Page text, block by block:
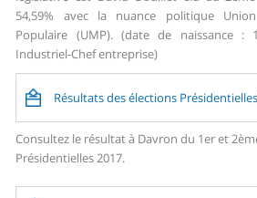
54,59% avec la nuance politique
Populaire (UMP). (date de naissance :
Industriel-Chef entreprise)
Résultats des élections
Consultez le résultat à Davron du 1er et
Présidentielles 2017.